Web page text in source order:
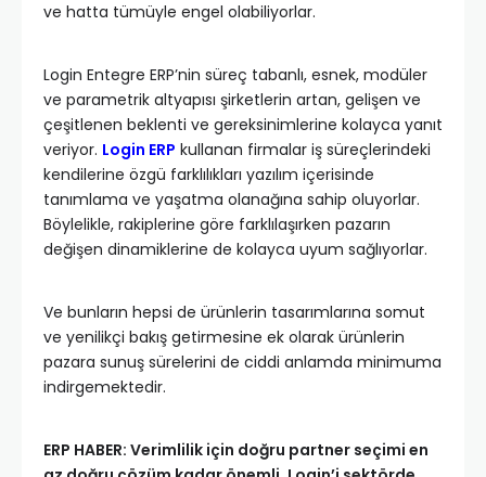
ve hatta tümüyle engel olabiliyorlar.
Login Entegre ERP’nin süreç tabanlı, esnek, modüler
ve parametrik altyapısı şirketlerin artan, gelişen ve
çeşitlenen beklenti ve gereksinimlerine kolayca yanıt
veriyor. Login ERP kullanan firmalar iş süreçlerindeki
kendilerine özgü farklılıkları yazılım içerisinde
tanımlama ve yaşatma olanağına sahip oluyorlar.
Böylelikle, rakiplerine göre farklılaşırken pazarın
değişen dinamiklerine de kolayca uyum sağlıyorlar.
Ve bunların hepsi de ürünlerin tasarımlarına somut
ve yenilikçi bakış getirmesine ek olarak ürünlerin
pazara sunuş sürelerini de ciddi anlamda minimuma
indirgemektedir.
ERP HABER: Verimlilik için doğru partner seçimi en